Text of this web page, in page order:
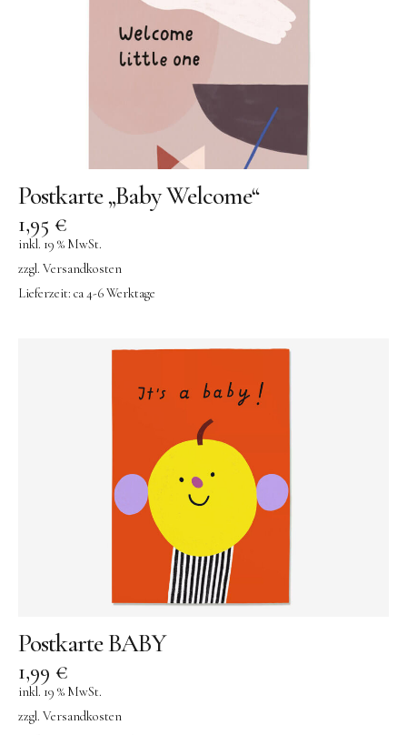
Sköna Ting | Papeterie
studio ROOF | Bastel-Sets
YEYE Sonnenbrillen für Kinder
Telmas Botanica | Kerzen
the Munio | Duftkerzen & Seifen
TILDA Puppen
Holzspielzeug
GRIMM’S
Spielzeug aus dem Erzgebirge
filipok Holzspielzeuge
WOODEN STORY
GRAPAT
RADUGA GREZ
activity boards
KUMI MOOD Spielkunst
Postkarte „Baby Welcome“
1,95 €
inkl. 19 % MwSt.
zzgl. Versandkosten
Lieferzeit: ca 4-6 Werktage
Postkarte BABY
1,99 €
inkl. 19 % MwSt.
zzgl. Versandkosten